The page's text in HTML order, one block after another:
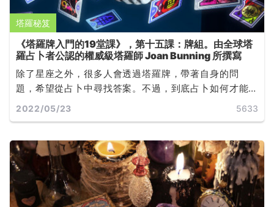
塔羅秘笈
《塔羅牌入門的19堂課》，第十五課：牌組。由全球塔
羅占卜者公認的權威級塔羅師 Joan Bunning 所撰寫
除了星座之外，很多人會透過塔羅牌，帶著自身的問
題，希望從占卜中尋找答案。不過，到底占卜如何才能
問得準？占卜過程中又有甚麼禁忌？......
2022/05/23 5633